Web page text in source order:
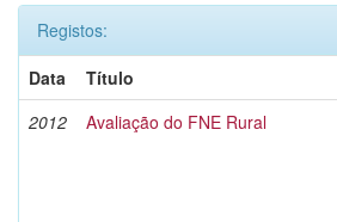
Registos:
Data
Título
2012
Avaliação do FNE Rural